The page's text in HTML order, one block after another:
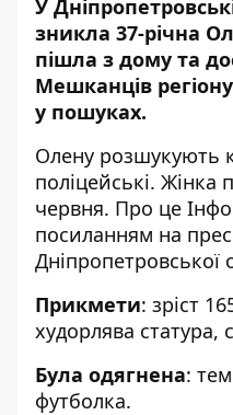
У
зникла 37-річна
пішла з дому та
Мешканців регіону
у пошуках.
Олену розшукують
поліцейські.
червня. Про це
посиланням на
Дніпропетровської
Прикмети: зріст
худорлява статура,
Була одягнена:
футболка.